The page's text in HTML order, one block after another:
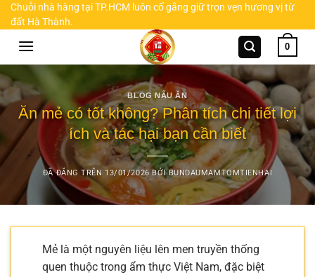
Chuyển
đến
Chuỗi nhà hàng tại TP.HCM luôn cố gắng giữ trọn vẹn hương vị từ
đất Hà Thành.
0
BLOG NẤU ĂN
Ăn mẻ có tốt không? Phân tích chi tiết lợi
ích và tác hại bạn cần biết
ĐÃ ĐĂNG TRÊN 13/01/2026 BỞIBUNDAUMAMTOMTIENHAI
Mẻ là một nguyên liệu lên men truyền thống
quen thuộc trong ẩm thực Việt Nam, đặc biệt